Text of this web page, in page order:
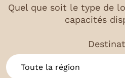
Quel que soit le type de
capacités